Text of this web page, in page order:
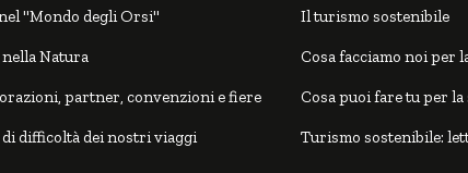
"Mondo degli Orsi"
Natura
partner, convenzioni e fiere
di difficoltà dei nostri viaggi
Il turismo sostenibile
Cosa facciamo noi per
Cosa puoi fare tu per
Turismo sostenibile: